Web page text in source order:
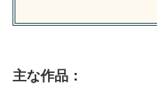
主な作品：